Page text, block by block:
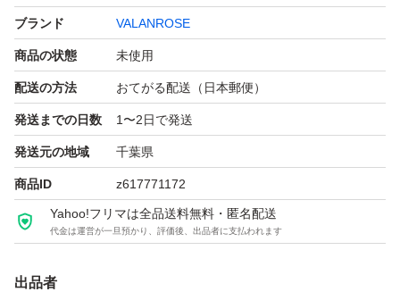
ブランド VALANROSE
商品の状態 未使用
配送の方法 おてがる配送（日本郵便）
発送までの日数 1〜2日で発送
発送元の地域 千葉県
商品ID z617771172
Yahoo!フリマは全品送料無料・匿名配送
代金は運営が一旦預かり、評価後、出品者に支払われます
出品者